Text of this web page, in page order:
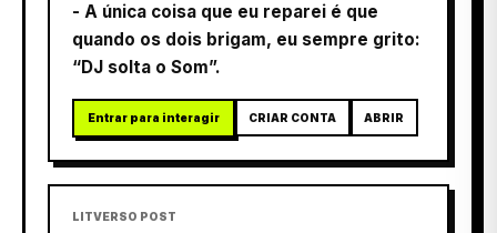
- A única coisa que eu reparei é que
quando os dois brigam, eu sempre grito:
“DJ solta o Som”.
Entrar para interagir CRIAR CONTA ABRIR
LITVERSO POST